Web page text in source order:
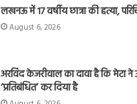
लखनऊ में 17 वर्षीय छात्रा की हत्या,
August 6, 2026
अरविंद केजरीवाल का दावा है कि मेटा
‘प्रतिबंधित’ कर दिया है